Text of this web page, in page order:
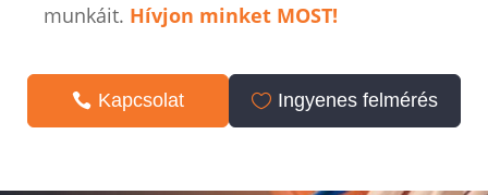
munkáit. Hívjon minket MOST!
Kapcsolat Ingyenes felmérés